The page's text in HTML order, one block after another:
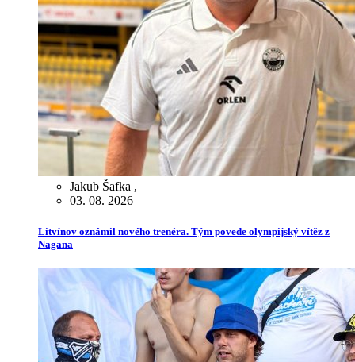
Jakub Šafka ,
03. 08. 2026
Litvínov oznámil nového trenéra. Tým povede olympijský vítěz z
Nagana